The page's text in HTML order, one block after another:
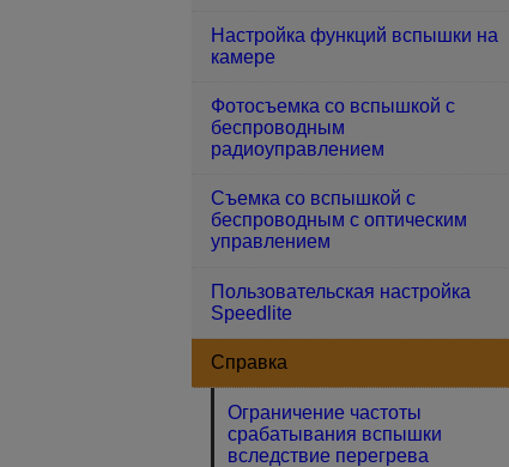
Настройка функций вспышки на
камере
Фотосъемка со вспышкой с
беспроводным
радиоуправлением
Съемка со вспышкой с
беспроводным с оптическим
управлением
Пользовательская настройка
Speedlite
Справка
Ограничение частоты
срабатывания вспышки
вследствие перегрева